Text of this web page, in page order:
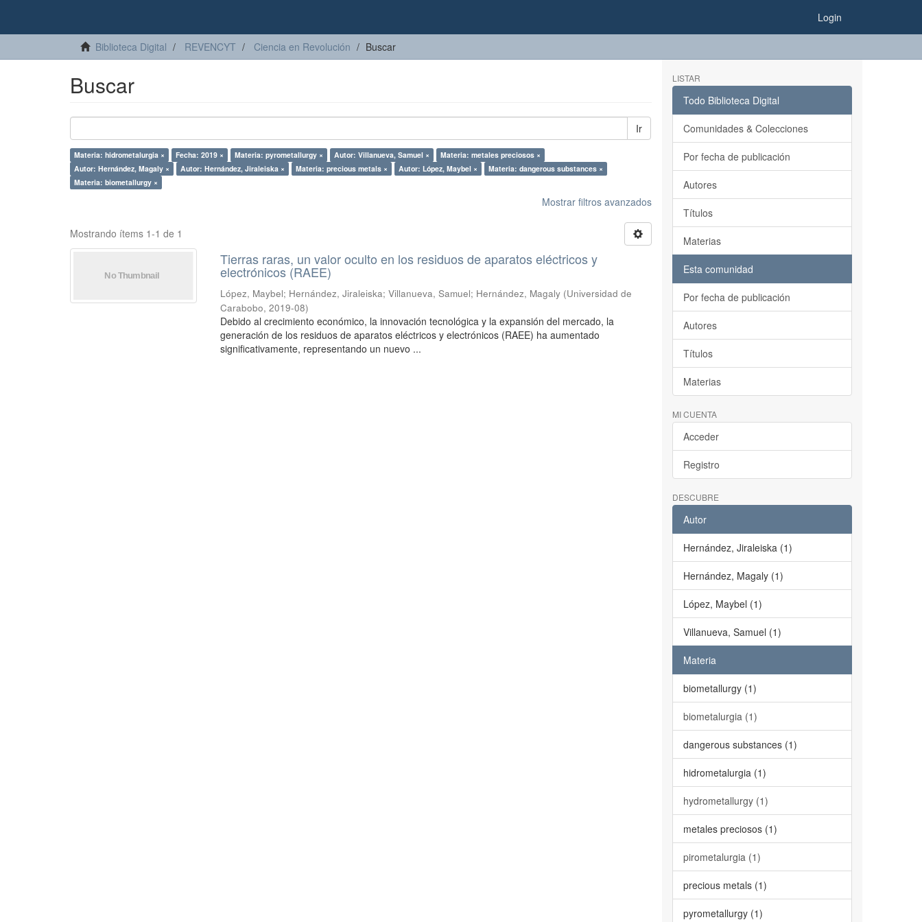
Login
Biblioteca Digital REVENCYT Ciencia en Revolución Buscar
Buscar
Ir
Materia: hidrometalurgia × Fecha: 2019 × Materia: pyrometallurgy × Autor: Villanueva, Samuel ×
Materia: metales preciosos ×
Autor: Hernández, Magaly ×
Autor: Hernández, Jiraleiska × Materia: precious metals × Autor: López, Maybel ×
Materia: dangerous substances ×
Materia: biometallurgy ×
Mostrar filtros avanzados
Mostrando ítems 1-1 de 1
Tierras raras, un valor oculto en los residuos de aparatos eléctricos y
electrónicos (RAEE)
López, Maybel; Hernández, Jiraleiska;Villanueva, Samuel; Hernández, Magaly (Universidad de
Carabobo,2019-08)
Debido al crecimiento económico, la innovación tecnológica y la expansión del mercado, la
generación de los residuos de aparatos eléctricos y electrónicos (RAEE) ha aumentado
significativamente, representando un nuevo ...
LISTAR
Todo Biblioteca Digital
Comunidades & Colecciones
Por fecha de publicación
Autores
Títulos
Materias
Esta comunidad
Por fecha de publicación
Autores
Títulos
Materias
MI CUENTA
Acceder
Registro
DESCUBRE
Autor
Hernández, Jiraleiska (1)
Hernández, Magaly (1)
López, Maybel (1)
Villanueva, Samuel (1)
Materia
biometallurgy (1)
biometalurgia (1)
dangerous substances (1)
hidrometalurgia (1)
hydrometallurgy (1)
metales preciosos (1)
pirometalurgia (1)
precious metals (1)
pyrometallurgy (1)